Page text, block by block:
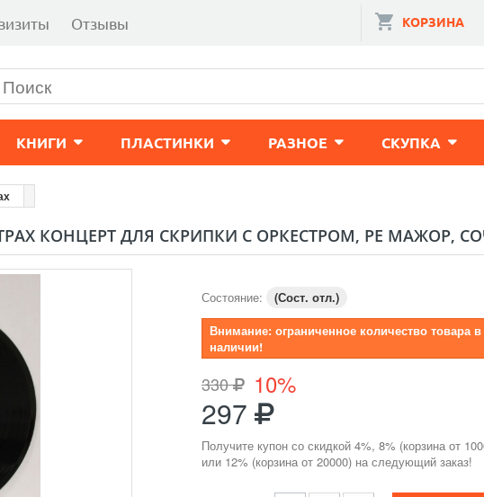
Отзывы КОРЗИНА
КНИГИ ПЛАСТИНКИ РАЗНОЕ CКУПКА
КОНЦЕРТ ДЛЯ СКРИПКИ С ОРКЕСТРОМ, РЕ МАЖОР,
Состояние:
(Сост. отл.)
Внимание: ограниченное количество товара в
наличии!
330 10%
297
Получите купон со скидкой 4%, 8% (корзина от
или 12% (корзина от 20000) на следующий заказ!